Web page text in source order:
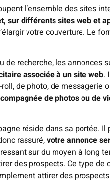
l’ensemble des sites
sur différents sites web et
votre couverture. Le
recherche, les annonces
associée à un site web.
de photo, de messagerie
de photos ou de
réside dans sa portée.
rassuré,votre annonce
sur du moyen à
des prospects. Ce type
attirer des prospects.